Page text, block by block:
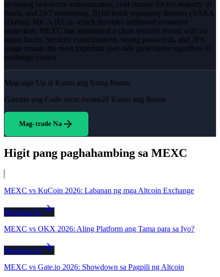
including two-factor authentication, cold storage for the majority of
funds, and 24/7 monitoring. Bybit holds regulatory licenses (VARA
(Dubai), MiCA (EU)), which provides additional consumer
protection. MEXC has maintained a clean security record with no
major hacks. Security consciousness, strong passwords, and 2FA
usage remain the most important user-side protections regardless of
exchange choice.
Mag-sign Up at Kunin ang Iyong Bonus
Gamitin ang Code mexc-bonus20 Kunin ang Bonus
Mag-trade Na
Higit pang paghahambing sa MEXC
MEXC vs KuCoin 2026: Labanan ng mga Altcoin Exchange
Magbasa Pa
MEXC vs OKX 2026: Aling Platform ang Tama para sa Iyo?
Magbasa Pa
MEXC vs Gate.io 2026: Showdown sa Pagpili ng Altcoin